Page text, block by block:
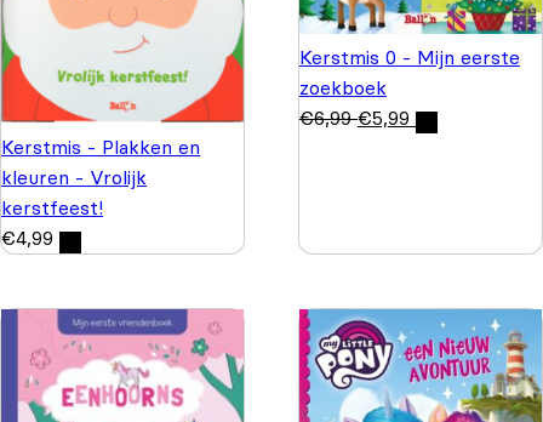
Kerstmis - Plakken en
kleuren - Vrolijk
kerstfeest!
€4,99
Kerstmis 0 - Mijn eerste
zoekboek
€6,99 €5,99